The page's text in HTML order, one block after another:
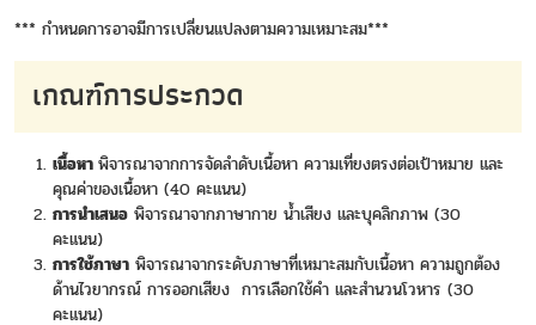
*** กำหนดการอาจมีการเปลี่ยนแปลงตามความเหมาะสม***
เกณฑ์การประกวด
เนื้อหาพิจารณาจากการจัดลำดับเนื้อหา ความเที่ยงตรงต่อเป้าหมาย และ
คุณค่าของเนื้อหา (40 คะแนน)
การนำเสนอ พิจารณาจากภาษากาย น้ำเสียง และบุคลิกภาพ (30
คะแนน)
การใช้ภาษา พิจารณาจากระดับภาษาที่เหมาะสมกับเนื้อหา ความถูกต้อง
ด้านไวยากรณ์ การออกเสียง การเลือกใช้คำ และสำนวนโวหาร (30
คะแนน)